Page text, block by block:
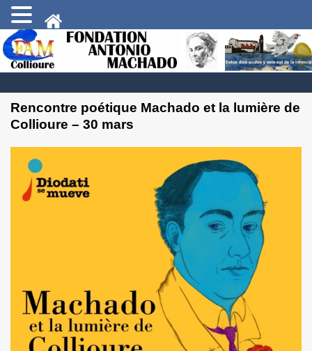
Rencontre poétique Machado et la lumière de
Collioure – 30 mars